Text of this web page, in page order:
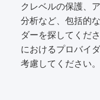
クレベルの保護、
分析など、包括的
ダーを探してくだ
におけるプロバイ
考慮してください。